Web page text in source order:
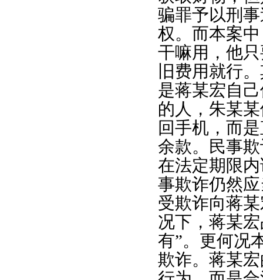
骗罪予以刑
权。而本案
干嘛用，他
旧费用就行
是蒋某宏自
的人，朱某
回手机，而
余款。民事
在法定期限
事欺诈仍然
受欺诈向蒋
况下，蒋某
有”。更何况
欺诈。蒋某